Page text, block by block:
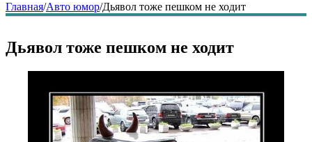
Главная/Авто юмор/Дьявол тоже пешком не ходит
Дьявол тоже пешком не ходит